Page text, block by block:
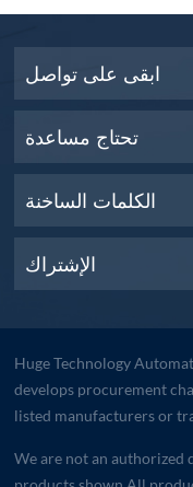
ابقى على تواصل
تحتاج مساعدة
الكلمات الساخنة
الإشتراك
Huge Technology
develops procurement
listed manufacturers or
We are not an